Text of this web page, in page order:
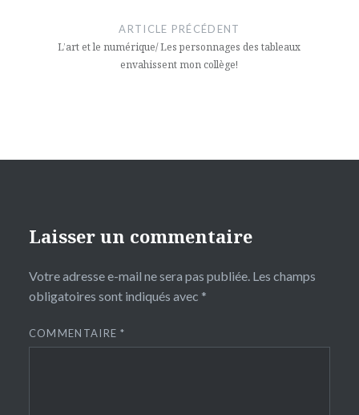
l’article
ARTICLE PRÉCÉDENT
L’art et le numérique/ Les personnages des tableaux
envahissent mon collège!
Laisser un commentaire
Votre adresse e-mail ne sera pas publiée. Les champs
obligatoires sont indiqués avec *
COMMENTAIRE*